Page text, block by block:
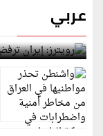
عربي
رويترز: إيران
لمضيق هرمز